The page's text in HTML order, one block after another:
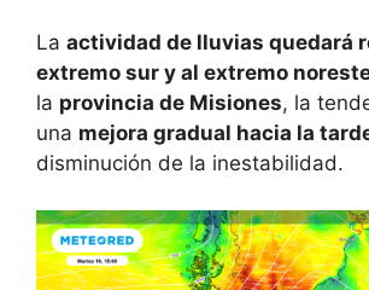
La actividad de lluvias quedará
extremo sur y al extremo
la provincia de Misiones, la
una mejora gradual hacia la
disminución de la inestabilidad.